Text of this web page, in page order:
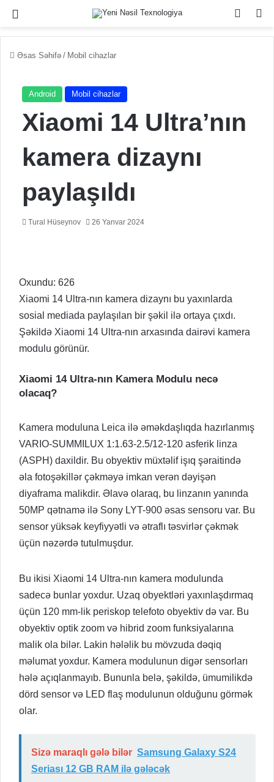
Əsas Səhifə / Mobil cihazlar
Android Mobil cihazlar
Xiaomi 14 Ultra’nın
kamera dizaynı
paylaşıldı
Tural Hüseynov 26 Yanvar 2024
Oxundu: 626
Xiaomi 14 Ultra-nın kamera dizaynı bu yaxınlarda
sosial mediada paylaşılan bir şəkil ilə ortaya çıxdı.
Şəkildə Xiaomi 14 Ultra-nın arxasında dairəvi kamera
modulu görünür.
Xiaomi 14 Ultra-nın Kamera Modulu necə
olacaq?
Kamera moduluna Leica ilə əməkdaşlıqda hazırlanmış
VARIO-SUMMILUX 1:1.63-2.5/12-120 asferik linza
(ASPH) daxildir. Bu obyektiv müxtəlif işıq şəraitində
əla fotoşəkillər çəkməyə imkan verən dəyişən
diyaframa malikdir. Əlavə olaraq, bu linzanın yanında
50MP qətnamə ilə Sony LYT-900 əsas sensoru var. Bu
sensor yüksək keyfiyyətli və ətraflı təsvirlər çəkmək
üçün nəzərdə tutulmuşdur.
Bu ikisi Xiaomi 14 Ultra-nın kamera modulunda
sadecə bunlar yoxdur. Uzaq obyektləri yaxınlaşdırmaq
üçün 120 mm-lik periskop telefoto obyektiv də var. Bu
obyektiv optik zoom və hibrid zoom funksiyalarına
malik ola bilər. Lakin hələlik bu mövzuda dəqiq
məlumat yoxdur. Kamera modulunun digər sensorları
hələ açıqlanmayıb. Bununla belə, şəkildə, ümumilikdə
dörd sensor və LED flaş modulunun olduğunu görmək
olar.
Sizə maraqlı gələ bilər Samsung Galaxy S24
Seriası 12 GB RAM ilə gələcək